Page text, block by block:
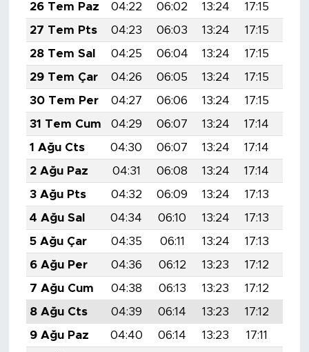
26 Tem Paz
04:22 06:02 13:24 17:15
27 Tem Pts
04:23 06:03 13:24 17:15
28 Tem Sal
04:25 06:04 13:24 17:15
29 Tem Çar
04:26 06:05 13:24 17:15
30 Tem Per
04:27 06:06 13:24 17:15
31 Tem Cum
04:29 06:07 13:24 17:14
1 Ağu Cts
04:30 06:07 13:24 17:14
2 Ağu Paz
04:31 06:08 13:24 17:14
3 Ağu Pts
04:32 06:09 13:24 17:13
4 Ağu Sal
04:34 06:10 13:24 17:13
5 Ağu Çar
04:35 06:11 13:24 17:13
6 Ağu Per
04:36 06:12 13:23 17:12
7 Ağu Cum
04:38 06:13 13:23 17:12
8 Ağu Cts
04:39 06:14 13:23 17:12
9 Ağu Paz
04:40 06:14 13:23 17:11